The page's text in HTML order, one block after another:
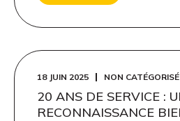
18 JUIN 2025 NON CATÉGORISÉ
20 ANS DE SERVICE :
RECONNAISSANCE